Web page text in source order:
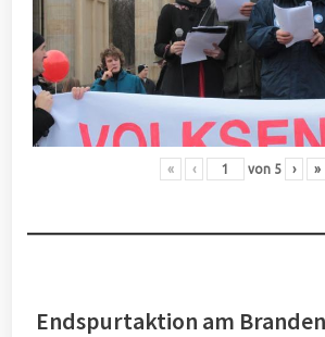
« ‹ von 5 › »
Endspurtaktion am